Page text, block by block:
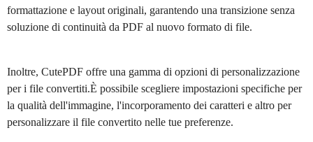
formattazione e layout originali, garantendo una transizione senza
soluzione di continuità da PDF al nuovo formato di file.
Inoltre, CutePDF offre una gamma di opzioni di personalizzazione
per i file convertiti.È possibile scegliere impostazioni specifiche per
la qualità dell'immagine, l'incorporamento dei caratteri e altro per
personalizzare il file convertito nelle tue preferenze.